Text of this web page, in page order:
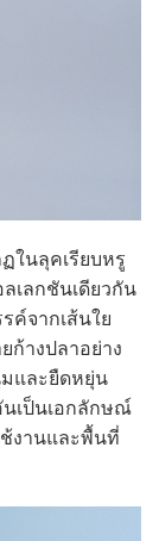
ในลุคเรียบหรู
เลกชันเดียวกัน
ค์จากเส้นใย
ก้างปลาอย่าง
และยืดหยุ่น
เป็นเอกลักษณ์
งานและพื้นที่